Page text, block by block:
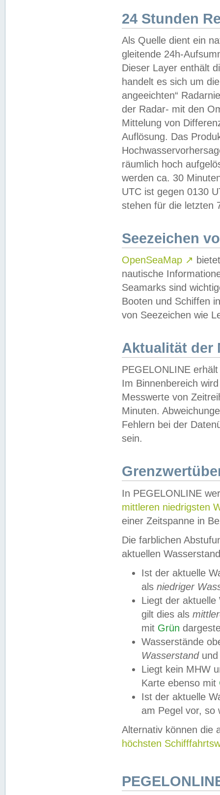
24 Stunden
Als Quelle dient ein
gleitende 24h-
Dieser Layer enthält
handelt es sich um
angeeichten“
der Radar- mit den
Mittelung von
Auflösung. Das
räumlich hoch
werden ca. 30
UTC ist gegen 0130
stehen für die letzten
Seezeichen
OpenSeaMap ↗
nautische
Seamarks sind
Booten und Schiffen
von Seezeichen wie
Aktualität der
PEGELONLINE
Im Binnenbereich
Messwerte von
Minuten.
Fehlern bei der
sein.
In PEGELONLINE
mittleren niedrigsten
einer Zeitspanne in
Die farblichen
aktuellen
Ist der aktuelle
als niedriger
Liegt der
gilt dies als
mit Grün
Wasserstände
Wasserstandund
Liegt kein MHW
Karte ebenso mit
Ist der aktuelle
am Pegel vor,
Alternativ können die
höchsten